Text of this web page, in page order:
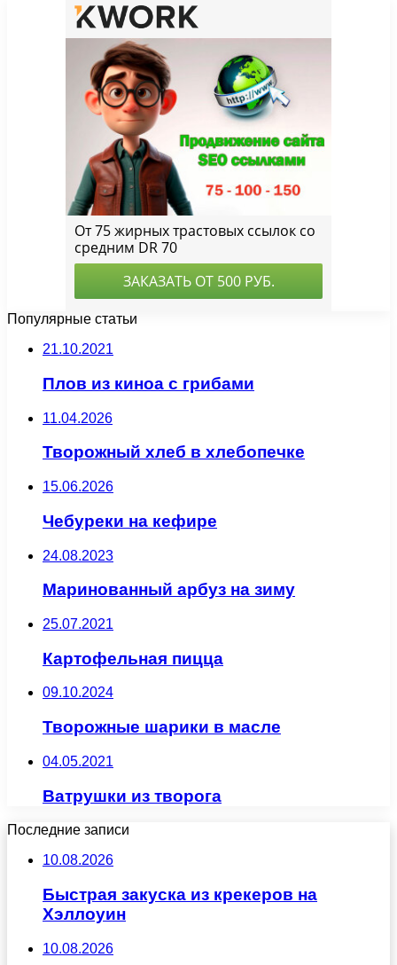
Популярные статьи
21.10.2021
Плов из киноа с грибами
11.04.2026
Творожный хлеб в хлебопечке
15.06.2026
Чебуреки на кефире
24.08.2023
Маринованный арбуз на зиму
25.07.2021
Картофельная пицца
09.10.2024
Творожные шарики в масле
04.05.2021
Ватрушки из творога
Последние записи
10.08.2026
Быстрая закуска из крекеров на
Хэллоуин
10.08.2026